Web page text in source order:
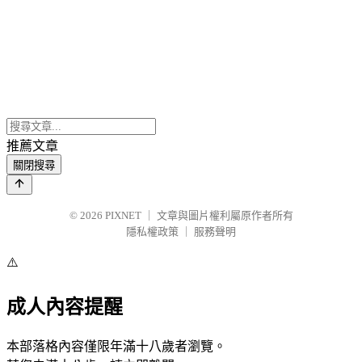
推薦文章
關閉搜尋
© 2026 PIXNET
文章與圖片權利屬原作者所有
隱私權政策
服務聲明
⚠️
成人內容提醒
本部落格內容僅限年滿十八歲者瀏覽。